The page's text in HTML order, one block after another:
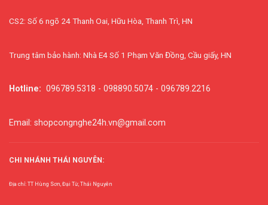
CS2: Số 6 ngõ 24 Thanh Oai, Hữu Hòa, Thanh Trì, HN
Trung tâm bảo hành: Nhà E4 Số 1 Phạm Văn Đồng, Cầu giấy, HN
Hotline: 096789.5318 - 098890.5074 - 096789.2216
Email: shopcongnghe24h.vn@gmail.com
CHI NHÁNH THÁI NGUYÊN:
Địa chỉ: TT Hùng Sơn, Đại Từ, Thái Nguyên